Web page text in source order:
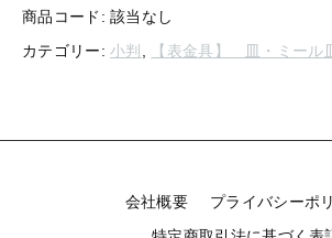
判
6
商品コード:該当なし
カテゴリー:小判 , 【表金具】 皿・ミール
会社概要
プライバシーポ
【留め金具】 タイタック
【留め金具】 スライダー
【留め金具】 スカーフ留め
【留め金具】 スティックピン
【留め金具】 マスク用ク